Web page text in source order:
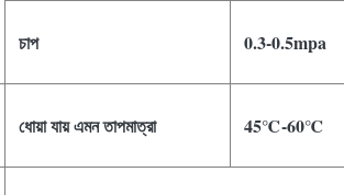
চাপ 0.3-0.5mpa
ধোয়া যায় এমন তাপমাত্রা 45℃-60℃